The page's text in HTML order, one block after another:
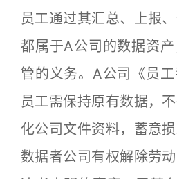
员工通过其汇总、上报
都属于A公司的数据资
管的义务。A公司《员工
员工需保持原有数据，
化公司文件资料，蓄意
数据者公司有权解除劳